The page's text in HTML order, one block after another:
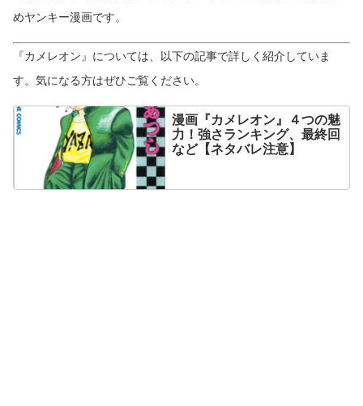
めヤンキー漫画です。
『カメレオン』については、以下の記事で詳しく紹介していま
す。気になる方はぜひご覧ください。
漫画『カメレオン』４つの魅
力！強さランキング、最終回
など【ネタバレ注意】